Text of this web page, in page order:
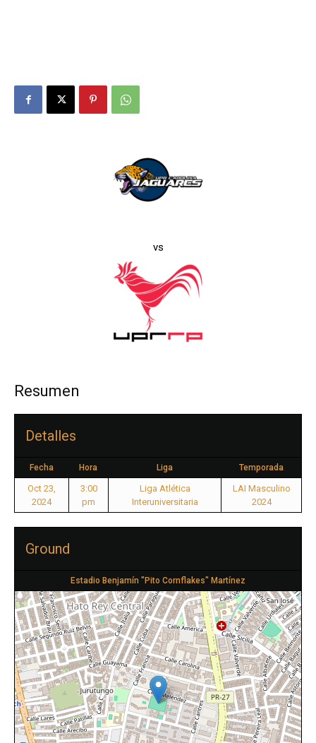
vs
Resumen
Detalles
Fecha Hora Liga Temporada
Oct 23,
2024
3:00
pm
Liga Atlética
Interuniversitaria
LAI Masculino
2024
Ground
Estadio Benjamín "Pito Cornflakes" Martínez